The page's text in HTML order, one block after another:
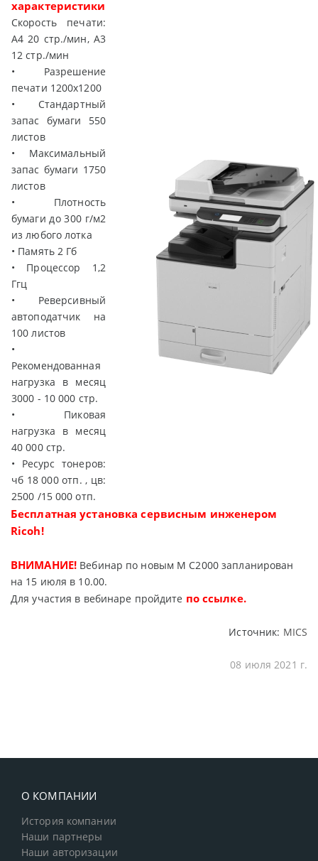
характеристики
Скорость печати:
А4 20 стр./мин, А3
12 стр./мин
• Разрешение
печати 1200х1200
• Стандартный
запас бумаги 550
листов
• Максимальный
запас бумаги 1750
листов
• Плотность
бумаги до 300 г/м2
из любого лотка
• Память 2 Гб
• Процессор 1,2
Ггц
• Реверсивный
автоподатчик на
100 листов
•
Рекомендованная
нагрузка в месяц
3000 - 10 000 стр.
• Пиковая
нагрузка в месяц
40 000 стр.
• Ресурс тонеров:
чб 18 000 отп. , цв:
2500 /15 000 отп.
Бесплатная установка сервисным инженером
Ricoh!
ВНИМАНИЕ! Вебинар по новым M C2000 запланирован
на 15 июля в 10.00.
Для участия в вебинаре пройдите по ссылке.
Источник: MICS
08 июля 2021 г.
О КОМПАНИИ
История компании
Наши партнеры
Наши авторизации